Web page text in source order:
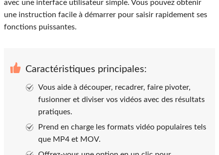
avec une interface utilisateur simple. Vous pouvez obtenir
une instruction facile à démarrer pour saisir rapidement ses
fonctions puissantes.
Caractéristiques principales:
Vous aide à découper, recadrer, faire pivoter,
fusionner et diviser vos vidéos avec des résultats
pratiques.
Prend en charge les formats vidéo populaires tels
que MP4 et MOV.